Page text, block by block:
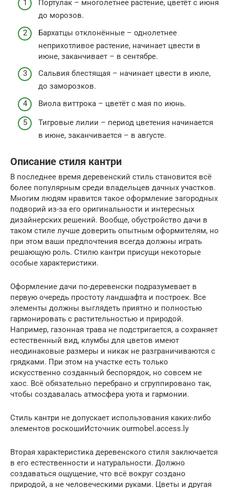
Портулак – многолетнее растение, цветёт с июня
до морозов.
Бархатцы отклонённые – однолетнее
неприхотливое растение, начинает цвести в
июне, заканчивает – в сентябре.
Сальвия блестящая – начинает цвести в июле,
до заморозков.
Виола виттрока – цветёт с мая по июнь.
Тигровые лилии – период цветения начинается
в июне, заканчивается – в августе.
Описание стиля кантри
В последнее время деревенский стиль становится всё
более популярным среди владельцев дачных участков.
Многим людям нравится такое оформление загородных
подворий из-за его оригинальности и интересных
дизайнерских решений. Вообще, обустройство дачи в
таком стиле лучше доверить опытным оформителям, но
при этом ваши предпочтения всегда должны играть
решающую роль. Стилю кантри присущи некоторые
особые характеристики.
Оформление дачи по-деревенски подразумевает в
первую очередь простоту ландшафта и построек. Все
элементы должны выглядеть приятно и полностью
гармонировать с растительностью и природой.
Например, газонная трава не подстригается, а сохраняет
естественный вид, клумбы для цветов имеют
неодинаковые размеры и никак не разграничиваются с
грядками. При этом на участке есть только
искусственно созданный беспорядок, но совсем не
хаос. Всё обязательно перебрано и сгруппировано так,
чтобы создавалась атмосфера уюта и гармонии.
Стиль кантри не допускает использования каких-либо
элементов роскошиИсточник ourmobel.access.ly
Вторая характеристика деревенского стиля заключается
в его естественности и натуральности. Должно
создаваться ощущение, что всё вокруг создано
природой, а не человеческими руками. Цветы и другая